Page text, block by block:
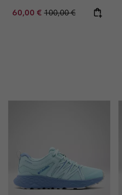
Sale price:
60,00 € Regular price:
100,00 €